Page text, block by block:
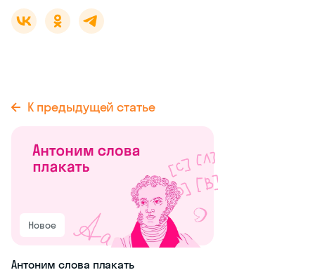
К предыдущей статье
Новое
Антоним слова плакать